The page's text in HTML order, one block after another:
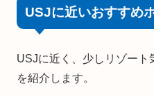
USJに近いおすすめ
USJに近く、少しリゾー
を紹介します。